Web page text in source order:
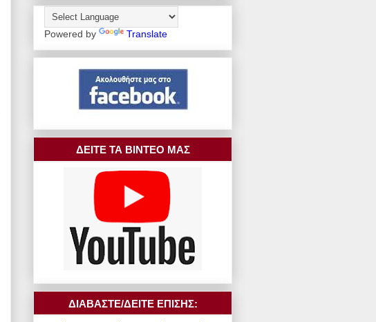
Powered by Translate
ΔΕΙΤΕ ΤΑ ΒΙΝΤΕΟ ΜΑΣ
ΔΙΑΒΑΣΤΕ/ΔΕΙΤΕ ΕΠΙΣΗΣ: